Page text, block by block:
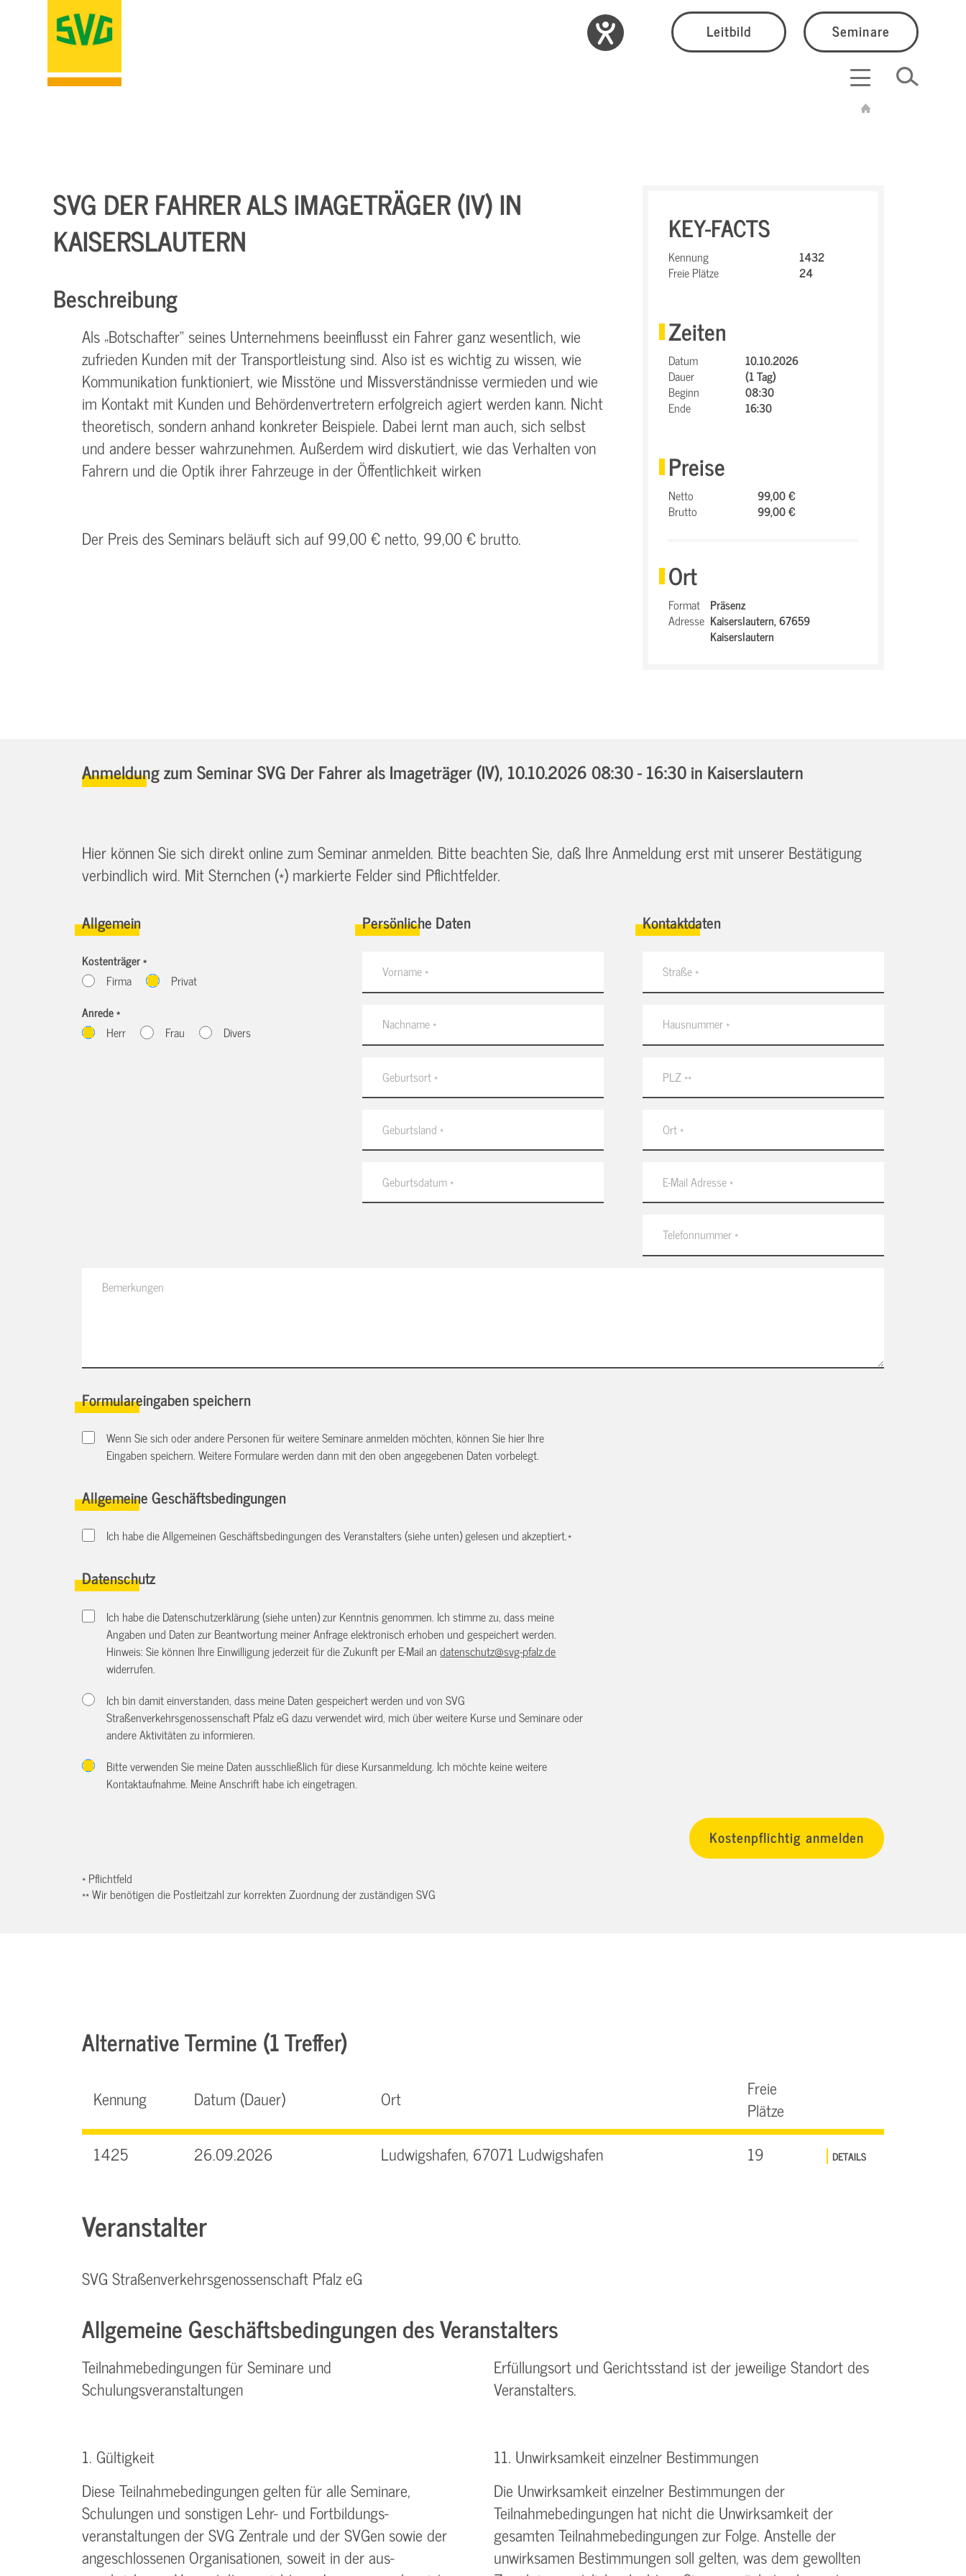
Leitbild Seminare
SVG DER FAHRER ALS IMAGETRÄGER (IV) IN
KAISERSLAUTERN
Beschreibung
Als „Botschafter“ seines Unternehmens beeinflusst ein Fahrer ganz wesentlich, wie
zufrieden Kunden mit der Transportleistung sind. Also ist es wichtig zu wissen, wie
Kommunikation funktioniert, wie Misstöne und Missverständnisse vermieden und wie
im Kontakt mit Kunden und Behördenvertretern erfolgreich agiert werden kann. Nicht
theoretisch, sondern anhand konkreter Beispiele. Dabei lernt man auch, sich selbst
und andere besser wahrzunehmen. Außerdem wird diskutiert, wie das Verhalten von
Fahrern und die Optik ihrer Fahrzeuge in der Öffentlichkeit wirken
Der Preis des Seminars beläuft sich auf 99,00 € netto, 99,00 € brutto.
KEY-FACTS
Kennung
1432
Freie Plätze
24
Zeiten
Datum
10.10.2026
Dauer
(1 Tag)
Beginn
08:30
Ende
16:30
Preise
Netto
99,00 €
Brutto
99,00 €
Ort
Format Präsenz
Adresse Kaiserslautern,67659
Kaiserslautern
Anmeldung zum Seminar SVG Der Fahrer als Imageträger (IV), 10.10.2026 08:30 - 16:30in Kaiserslautern
Hier können Sie sich direkt online zum Seminar anmelden. Bitte beachten Sie, daß Ihre Anmeldung erst mit unserer Bestätigung
verbindlich wird. Mit Sternchen (*) markierte Felder sind Pflichtfelder.
Allgemein
Kostenträger *
Firma
Privat
Anrede *
Herr
Frau Divers
Persönliche Daten Kontaktdaten
Formulareingaben speichern
Wenn Sie sich oder andere Personen für weitere Seminare anmelden möchten, können Sie hier Ihre
Eingaben speichern. Weitere Formulare werden dann mit den oben angegebenen Daten vorbelegt.
Allgemeine Geschäftsbedingungen
Ich habe die Allgemeinen Geschäftsbedingungen des Veranstalters (siehe unten) gelesen und akzeptiert.*
Datenschutz
Ich habe die Datenschutzerklärung (siehe unten) zur Kenntnis genommen. Ich stimme zu, dass meine
Angaben und Daten zur Beantwortung meiner Anfrage elektronisch erhoben und gespeichert werden.
Hinweis: Sie können Ihre Einwilligung jederzeit für die Zukunft per E-Mail andatenschutz@svg-pfalz.de
widerrufen.
Ich bin damit einverstanden, dass meine Daten gespeichert werden und von SVG
Straßenverkehrsgenossenschaft Pfalz eG dazu verwendet wird, mich über weitere Kurse und Seminare oder
andere Aktivitäten zu informieren.
Bitte verwenden Sie meine Daten ausschließlich für diese Kursanmeldung. Ich möchte keine weitere
Kontaktaufnahme. Meine Anschrift habe ich eingetragen.
* Pflichtfeld
** Wir benötigen die Postleitzahl zur korrekten Zuordnung der zuständigen SVG
Alternative Termine (1 Treffer)
Kennung Datum (Dauer) Ort
Freie
Plätze
1425
26.09.2026 Ludwigshafen, 67071 Ludwigshafen 19 DETAILS
Veranstalter
SVG Straßenverkehrsgenossenschaft Pfalz eG
Allgemeine Geschäftsbedingungen des Veranstalters
Teilnahmebedingungen für Seminare und
Schulungsveranstaltungen
1. Gültigkeit
Diese Teilnahmebedingungen gelten für alle Seminare,
Schulungen und sonstigen Lehr- und Fortbildungs-
veranstaltungen der SVG Zentrale und der SVGen sowie der
angeschlossenen Organisationen, soweit in der aus-
Erfüllungsort und Gerichtsstand ist der jeweilige Standort des
Veranstalters.
11. Unwirksamkeit einzelner Bestimmungen
Die Unwirksamkeit einzelner Bestimmungen der
Teilnahmebedingungen hat nicht die Unwirksamkeit der
gesamten Teilnahmebedingungen zur Folge. Anstelle der
unwirksamen Bestimmungen soll gelten, was dem gewollten